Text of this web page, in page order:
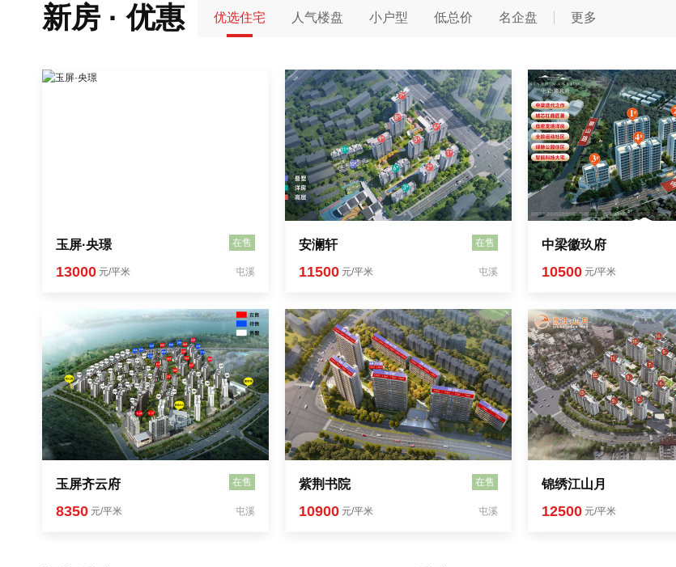
新房 · 优惠 优选住宅 人气楼盘 小户型 低总价 名企盘 更多
玉屏·央璟 在售
13000 元/平米 屯溪
安澜轩 在售
11500 元/平米 屯溪
中梁徽玖府
10500 元/平米
玉屏齐云府 在售
8350 元/平米 屯溪
紫荆书院 在售
10900 元/平米 屯溪
锦绣江山月
12500 元/平米